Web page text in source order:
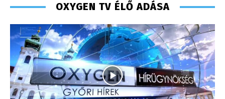
OXYGEN TV ÉLŐ ADÁSA